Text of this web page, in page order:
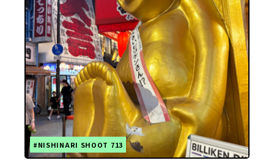
#NISHINARI SHOOT 713